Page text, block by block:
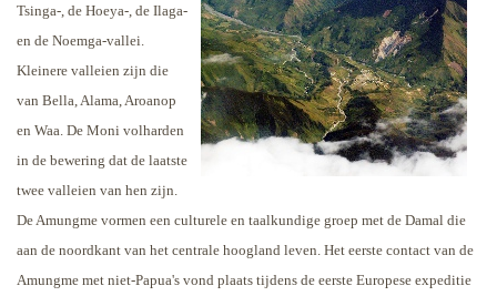
Tsinga-, de Hoeya-, de Ilaga-
en de Noemga-vallei.
Kleinere valleien zijn die
van Bella, Alama, Aroanop
en Waa. De Moni volharden
in de bewering dat de laatste
twee valleien van hen zijn.
De Amungme vormen een culturele en taalkundige groep met de Damal die
aan de noordkant van het centrale hoogland leven. Het eerste contact van de
Amungme met niet-Papua's vond plaats tijdens de eerste Europese expeditie